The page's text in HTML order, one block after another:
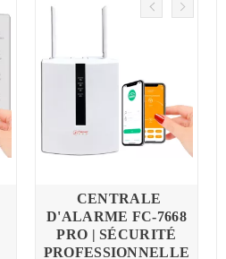
CENTRALE
D'ALARME FC-7668
PRO | SÉCURITÉ
PROFESSIONNELLE